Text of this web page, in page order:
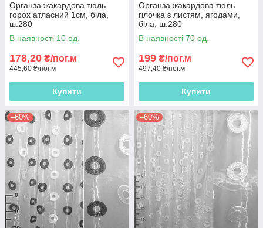
Органза жакардова тюль
горох атласний 1см, біла,
ш.280
В наявності 10 од.
178,20 ₴/пог.м
445,60 ₴/пог.м
Купити
Органза жакардова тюль
гілочка з листям, ягодами,
біла, ш.280
В наявності 70 од.
199 ₴/пог.м
497,40 ₴/пог.м
Купити
–60% –60%